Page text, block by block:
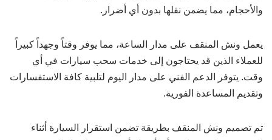
والأحجام، مما يضمن نقلها بدون أي أضرار.
يعمل ونش المنقف على مدار الساعة، مما يوفر وقتاً وجهداً كبيراً
للعملاء الذين قد يحتاجون إلى خدمات سحب سيارات في أي
وقت. يتوفر الدعم الفني على مدار اليوم لتلبية كافة الاستفسارات
وتقديم المساعدة الفورية.
تم تصميم ونش المنقف بطريقة تضمن استقرار السيارة أثناء